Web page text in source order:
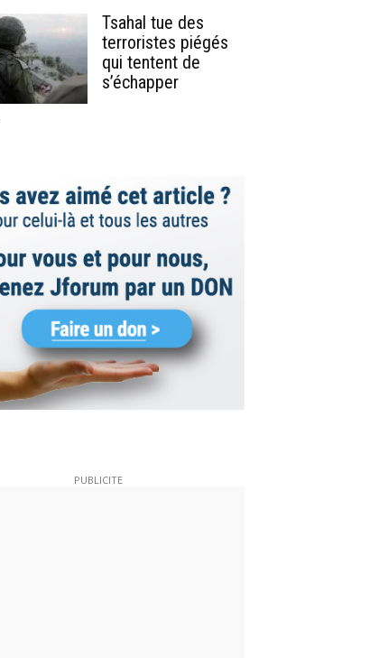
Tsahal tue des
terroristes piégés
qui tentent de
s’échapper